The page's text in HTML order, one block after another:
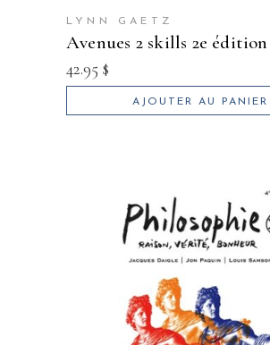
LYNN GAETZ
avenues 2 skills 2e édition
42.95 $
AJOUTER AU PANIER